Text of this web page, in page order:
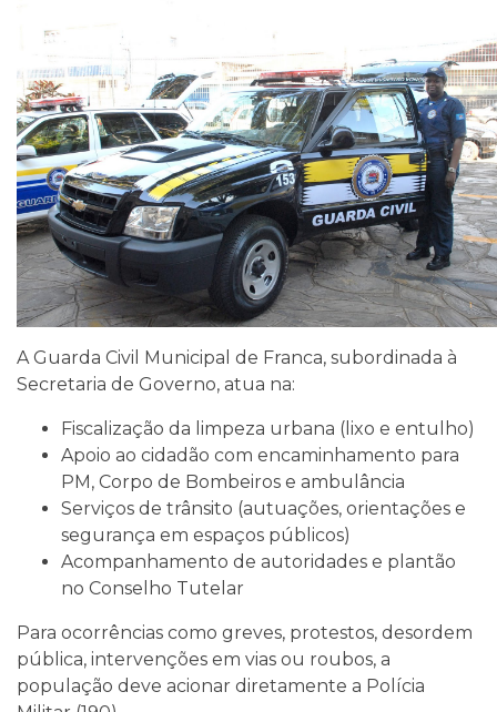
A Guarda Civil Municipal de Franca, subordinada à
Secretaria de Governo, atua na:
Fiscalização da limpeza urbana (lixo e entulho)
Apoio ao cidadão com encaminhamento para
PM, Corpo de Bombeiros e ambulância
Serviços de trânsito (autuações, orientações e
segurança em espaços públicos)
Acompanhamento de autoridades e plantão
no Conselho Tutelar
Para ocorrências como greves, protestos, desordem
pública, intervenções em vias ou roubos, a
população deve acionar diretamente a Polícia